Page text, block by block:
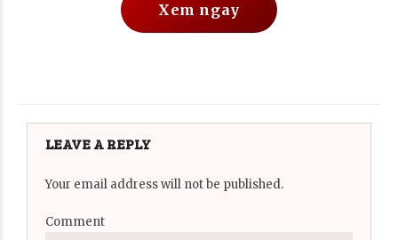
Xem ngay
LEAVE A REPLY
Your email address will not be published.
Comment